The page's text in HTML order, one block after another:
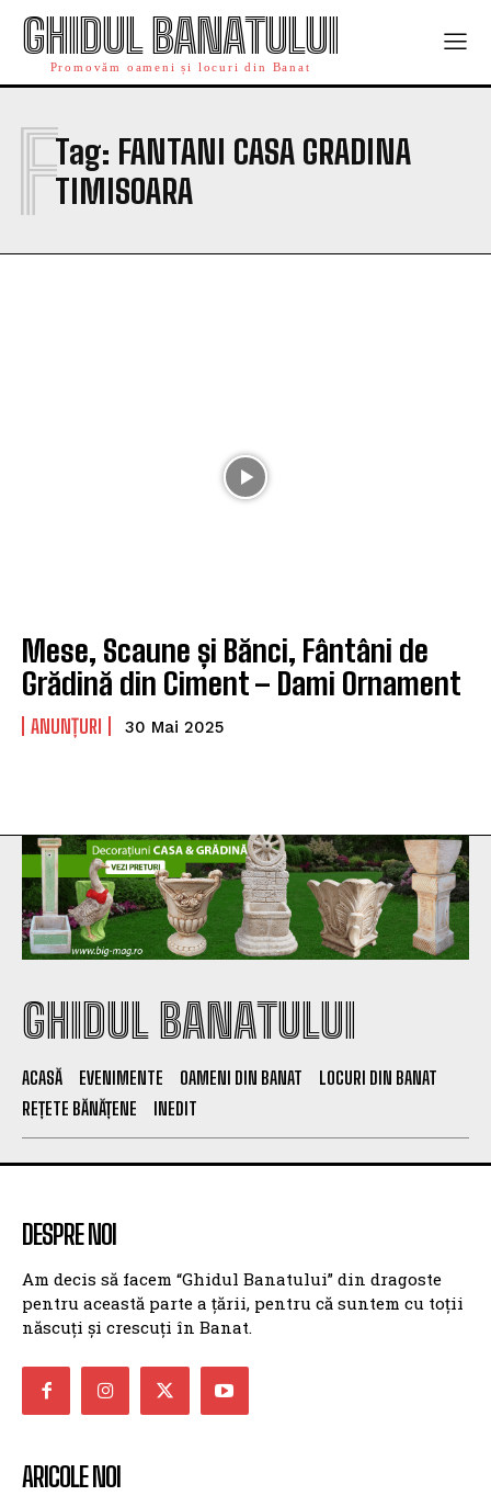
GHIDUL BANATULUI
Promovăm oameni și locuri din Banat
Tag: FANTANI CASA GRADINA
TIMISOARA
F
Mese, Scaune și Bănci, Fântâni de
Grădină din Ciment – Dami Ornament
ANUNȚURI 30 Mai 2025
GHIDUL BANATULUI
ACASĂ EVENIMENTE OAMENI DIN BANAT
LOCURI DIN BANAT
REȚETE BĂNĂȚENE
INEDIT
DESPRE NOI
Am decis să facem “Ghidul Banatului” din dragoste
pentru această parte a țării, pentru că suntem cu toții
născuți și crescuți în Banat.
ARICOLE NOI